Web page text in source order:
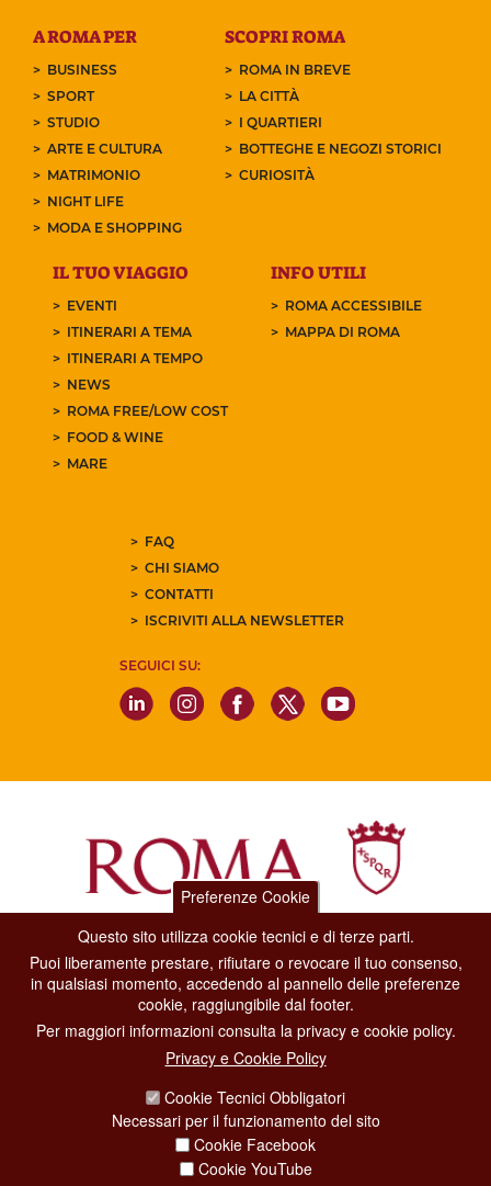
A ROMA PER
BUSINESS
SPORT
STUDIO
ARTE E CULTURA
MATRIMONIO
NIGHT LIFE
MODA E SHOPPING
SCOPRI ROMA
ROMA IN BREVE
LA CITTÀ
I QUARTIERI
BOTTEGHE E NEGOZI STORICI
CURIOSITÀ
IL TUO VIAGGIO
EVENTI
ITINERARI A TEMA
ITINERARI A TEMPO
NEWS
ROMA FREE/LOW COST
FOOD & WINE
MARE
INFO UTILI
ROMA ACCESSIBILE
MAPPA DI ROMA
FAQ
CHI SIAMO
CONTATTI
ISCRIVITI ALLA NEWSLETTER
SEGUICI SU:
Dipartimento Grandi Eventi, Sport, Turismo e Moda.
Via di San Basilio, 51
00187 Roma
CONTACT CENTER TEL. 06 06 08
CONTATTA LA REDAZIONE
Preferenze Cookie
Questo sito utilizza cookie tecnici e di terze parti.
Puoi liberamente prestare, rifiutare o revocare il tuo consenso,
in qualsiasi momento, accedendo al pannello delle preferenze
cookie, raggiungibile dal footer.
Per maggiori informazioni consulta la privacy e cookie policy.
Privacy e Cookie Policy
Cookie Tecnici Obbligatori
Necessari per il funzionamento del sito
Cookie Facebook
Cookie YouTube